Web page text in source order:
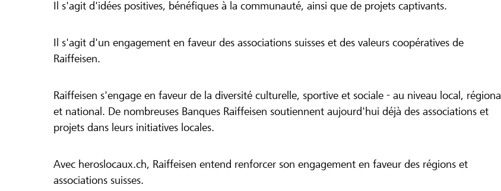
Il s'agit d'idées positives, bénéfiques à la communauté, ainsi que de projets captivants.
Il s'agit d'un engagement en faveur des associations suisses et des valeurs coopératives de
Raiffeisen.
Raiffeisen s'engage en faveur de la diversité culturelle, sportive et sociale - au niveau local, régional
et national. De nombreuses Banques Raiffeisen soutiennent aujourd'hui déjà des associations et
projets dans leurs initiatives locales.
Avec heroslocaux.ch, Raiffeisen entend renforcer son engagement en faveur des régions et
associations suisses.